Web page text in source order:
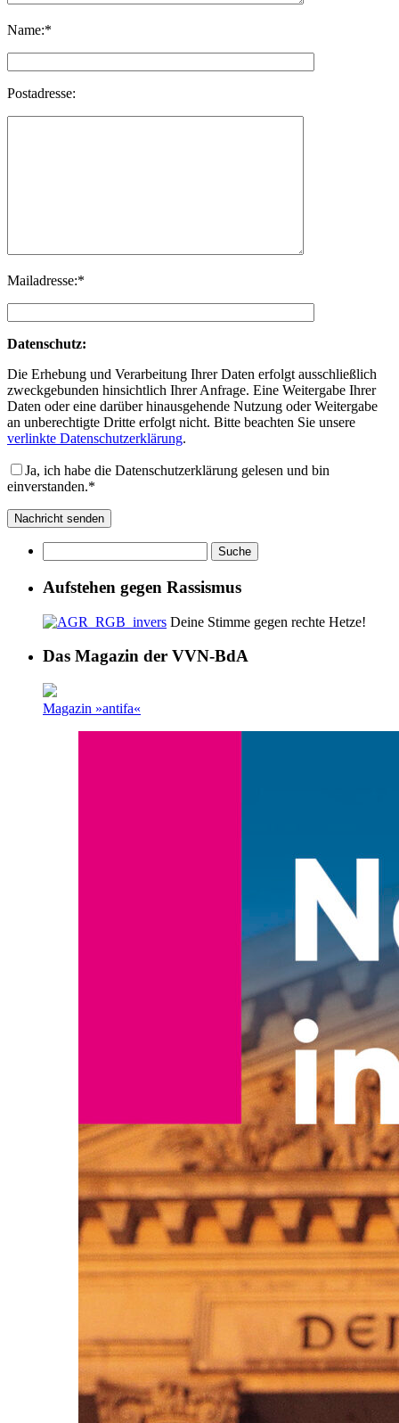
Name:*
Postadresse:
Mailadresse:*
Datenschutz:
Die Erhebung und Verarbeitung Ihrer Daten erfolgt ausschließlich
zweckgebunden hinsichtlich Ihrer Anfrage. Eine Weitergabe Ihrer
Daten oder eine darüber hinausgehende Nutzung oder Weitergabe
an unberechtigte Dritte erfolgt nicht. Bitte beachten Sie unsere
verlinkte Datenschutzerklärung.
Ja, ich habe die Datenschutzerklärung gelesen und bin
einverstanden.*
Aufstehen gegen Rassismus
Deine Stimme gegen rechte Hetze!
Das Magazin der VVN-BdA
Magazin »antifa«